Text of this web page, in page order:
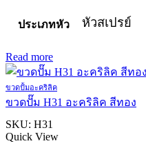
ประเภทหัว หัวสเปรย์
Read more
ขวดปั้มอะคริลิค
ขวดปั๊ม H31 อะคริลิค สีทอง
SKU: H31
Quick View